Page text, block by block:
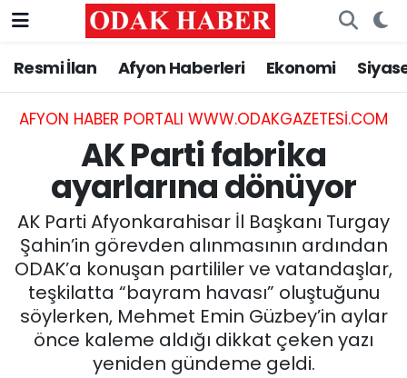
Resmi İlan Afyon Haberleri Ekonomi
AFYON HABER PORTALI WWW.ODAKGAZETESI.COM
AK Parti fabrika
ayarlarına dönüyor
AK Parti Afyonkarahisar İl Başkanı Turgay
Şahin’in görevden alınmasının ardından
ODAK’a konuşan partililer ve vatandaşlar,
teşkilatta “bayram havası” oluştuğunu
söylerken, Mehmet Emin Güzbey’in aylar
önce kaleme aldığı dikkat çeken yazı
yeniden gündeme geldi.
AFYONKARAHİSAR HABERLERİ
Resmi İlan
ASAYİŞ
GÜNCEL
SİYASET
EĞİTİM
MAGAZİN
Nöbetçi Eczaneler
Hava Durumu
Trafik Durumu
Süper Lig Puan Durumu ve Fikstür
Tüm Manşetler
Son Dakika Haberleri
Haber Arşivi